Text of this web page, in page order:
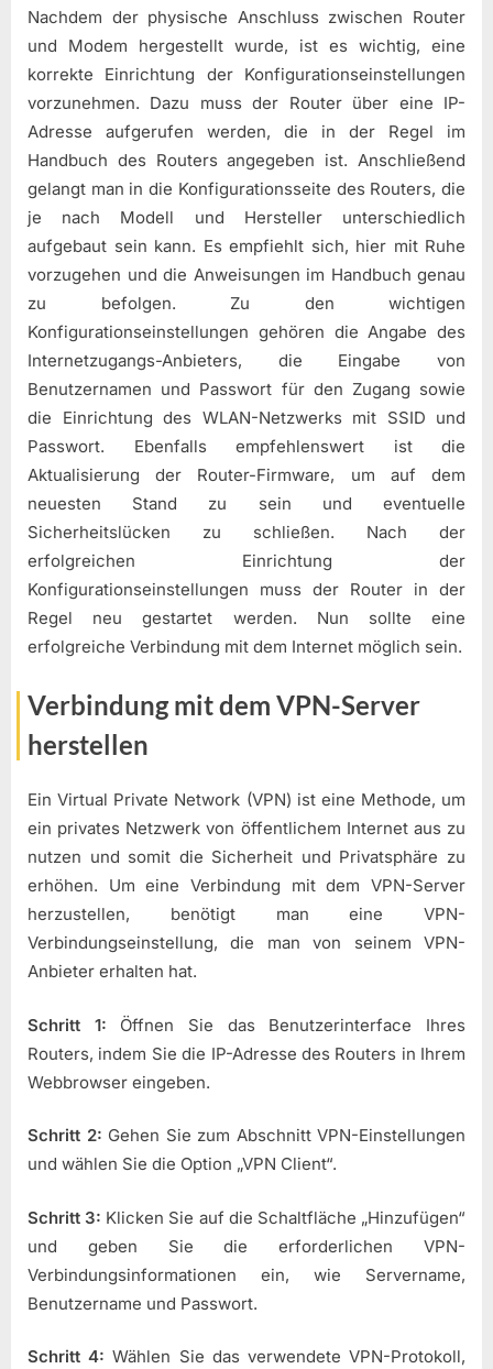
Nachdem der physische Anschluss zwischen Router
und Modem hergestellt wurde, ist es wichtig, eine
korrekte Einrichtung der Konfigurationseinstellungen
vorzunehmen. Dazu muss der Router über eine IP-
Adresse aufgerufen werden, die in der Regel im
Handbuch des Routers angegeben ist. Anschließend
gelangt man in die Konfigurationsseite des Routers, die
je nach Modell und Hersteller unterschiedlich
aufgebaut sein kann. Es empfiehlt sich, hier mit Ruhe
vorzugehen und die Anweisungen im Handbuch genau
zu befolgen. Zu den wichtigen
Konfigurationseinstellungen gehören die Angabe des
Internetzugangs-Anbieters, die Eingabe von
Benutzernamen und Passwort für den Zugang sowie
die Einrichtung des WLAN-Netzwerks mit SSID und
Passwort. Ebenfalls empfehlenswert ist die
Aktualisierung der Router-Firmware, um auf dem
neuesten Stand zu sein und eventuelle
Sicherheitslücken zu schließen. Nach der
erfolgreichen Einrichtung der
Konfigurationseinstellungen muss der Router in der
Regel neu gestartet werden. Nun sollte eine
erfolgreiche Verbindung mit dem Internet möglich sein.
Verbindung mit dem VPN-Server
herstellen
Ein Virtual Private Network (VPN) ist eine Methode, um
ein privates Netzwerk von öffentlichem Internet aus zu
nutzen und somit die Sicherheit und Privatsphäre zu
erhöhen. Um eine Verbindung mit dem VPN-Server
herzustellen, benötigt man eine VPN-
Verbindungseinstellung, die man von seinem VPN-
Anbieter erhalten hat.
Schritt 1: Öffnen Sie das Benutzerinterface Ihres
Routers, indem Sie die IP-Adresse des Routers in Ihrem
Webbrowser eingeben.
Schritt 2: Gehen Sie zum Abschnitt VPN-Einstellungen
und wählen Sie die Option „VPN Client“.
Schritt 3: Klicken Sie auf die Schaltfläche „Hinzufügen“
und geben Sie die erforderlichen VPN-
Verbindungsinformationen ein, wie Servername,
Benutzername und Passwort.
Schritt 4: Wählen Sie das verwendete VPN-Protokoll,